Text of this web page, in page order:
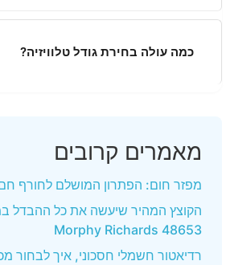
כמה עולה בחירת גודל טלוויזיה?
מאמרים קרובים
מפזר חום: הפתרון המושלם לחורף חם
הקוצץ המהיר שיעשה את כל ההבדל
Morphy Richards 48653
רדיאטור חשמלי חסכוני, איך לבחור